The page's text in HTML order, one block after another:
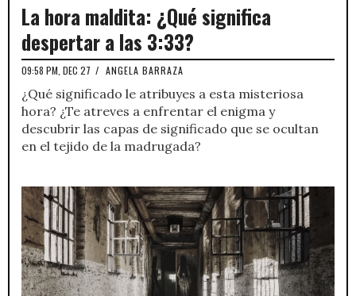
La hora maldita: ¿Qué significa
despertar a las 3:33?
09:58 PM, DEC 27 / ANGELA BARRAZA
¿Qué significado le atribuyes a esta misteriosa
hora? ¿Te atreves a enfrentar el enigma y
descubrir las capas de significado que se ocultan
en el tejido de la madrugada?